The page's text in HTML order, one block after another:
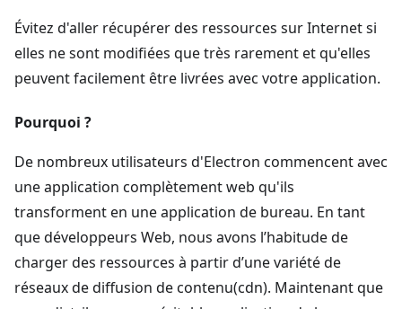
Évitez d'aller récupérer des ressources sur Internet si
elles ne sont modifiées que très rarement et qu'elles
peuvent facilement être livrées avec votre application.
Pourquoi ?
De nombreux utilisateurs d'Electron commencent avec
une application complètement web qu'ils
transforment en une application de bureau. En tant
que développeurs Web, nous avons l’habitude de
charger des ressources à partir d’une variété de
réseaux de diffusion de contenu(cdn). Maintenant que